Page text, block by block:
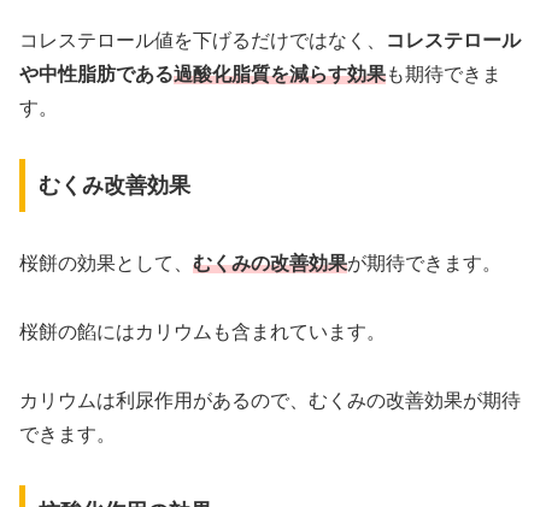
コレステロール値を下げるだけではなく、
コレステロール
や中性脂肪である過酸化脂質を減らす効果も期待できま
す。
むくみ改善効果
桜餅の効果として、 むくみの改善効果が期待できます。
桜餅の餡にはカリウムも含まれています。
カリウムは利尿作用があるので、むくみの改善効果が期待
できます。